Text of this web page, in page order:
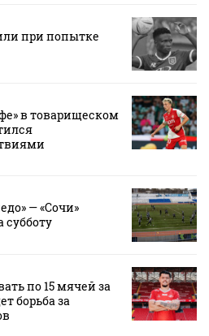
при попытке
в товарищеском
— «Сочи»
по 15 мячей за
борьба за